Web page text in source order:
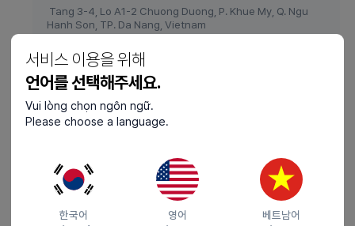
서비스 이용을 위해
언어를 선택해주세요.
Vui lòng chọn ngôn ngữ.
Please choose a language.
한국어
영어
베트남어
Tang 3-4, Lo A1-2 Chuong Duong, P. Khue My, Q. Ngu
Hanh Son, TP. Da Nang, Vietnam
danangvisa@mofa.go.kr
바로가기
베트남 남부
107 Nguyen Du St., District 1., HCMC, VN
84-28-3824-3311 / FAX 84-28-3823-0251